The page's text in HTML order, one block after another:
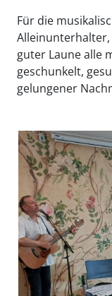
Für die
guter Laune alle
geschunkelt,
gelungener